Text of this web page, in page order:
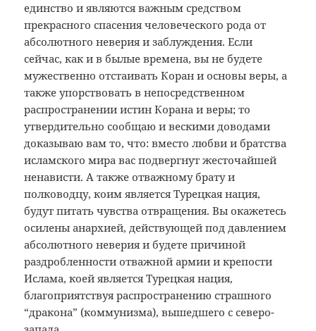
единство и являются важным средством
прекрасного спасения человеческого рода от
абсолютного неверия и заблуждения. Если
сейчас, как и в былые времена, вы не будете
мужественно отстаивать Коран и основы веры, а
также упорствовать в непосредственном
распространении истин Корана и веры; то
утвердительно сообщаю и вескими доводами
доказываю вам то, что: вместо любви и братства
исламского мира вас подвергнут жесточайшей
ненависти. А также отважному брату и
полководцу, коим является Турецкая нация,
будут питать чувства отвращения. Вы окажетесь
осилены анархией, действующей под давлением
абсолютного неверия и будете причиной
раздробленности отважной армии и крепости
Ислама, коей является Турецкая нация,
благоприятствуя распространению страшного
“дракона” (коммунизма), вышедшего с северо-